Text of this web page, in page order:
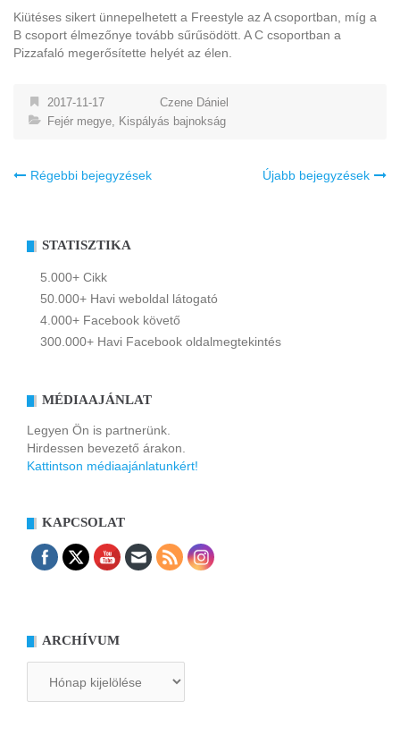
Kiütéses sikert ünnepelhetett a Freestyle az A csoportban, míg a
B csoport élmezőnye tovább sűrűsödött. A C csoportban a
Pizzafaló megerősítette helyét az élen.
2017-11-17
Czene Dániel
Fejér megye, Kispályás bajnokság
Bejegyzés
Régebbi bejegyzések Újabb bejegyzések
STATISZTIKA
5.000+ Cikk
50.000+ Havi weboldal látogató
4.000+ Facebook követő
300.000+ Havi Facebook oldalmegtekintés
MÉDIAAJÁNLAT
Legyen Ön is partnerünk.
Hirdessen bevezető árakon.
Kattintson médiaajánlatunkért!
KAPCSOLAT
ARCHÍVUM